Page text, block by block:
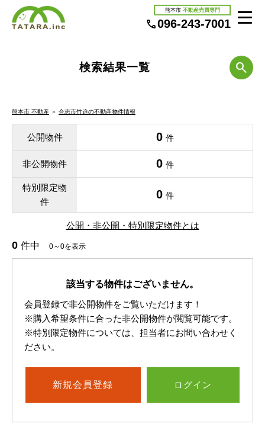
熊本市 不動産売買専門
096-243-7001
検索結果一覧
熊本市 不動産 ＞ 合志市竹迫の不動産物件情報
公開物件 0 件
非公開物件 0 件
特別限定物
件
0 件
公開・非公開・特別限定物件とは
0 件中 0～0を表示
該当する物件はございません。
会員登録で非公開物件をご覧いただけます！
※購入希望条件に合った非公開物件が閲覧可能です。
※特別限定物件については、担当者にお問い合わせく
ださい。
新規会員登録 ログイン